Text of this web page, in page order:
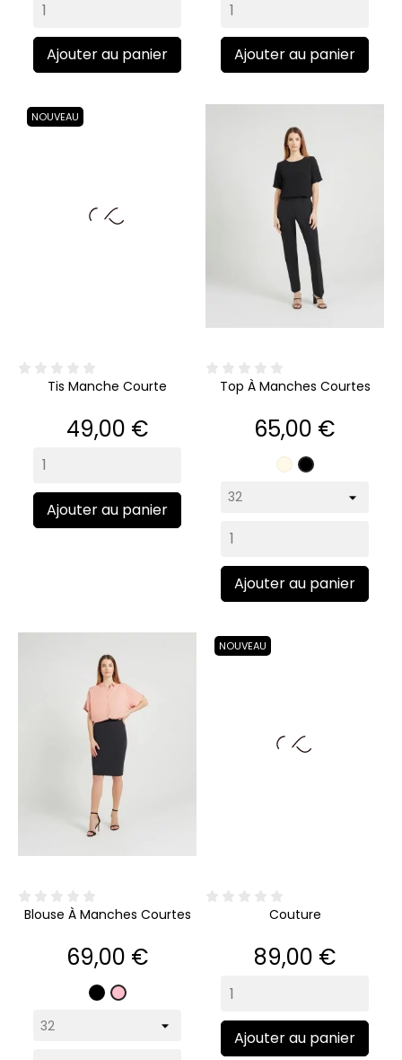
Ajouter au panier Ajouter au panier
Tis Manche Courte
Prix
49,00 €
Ajouter au panier
NOUVEAU
Top À Manches Courtes
Prix
65,00 €
ÉcruNoir
Ajouter au panier
Blouse À Manches Courtes
Prix
69,00 €
NoirRose
Couture
Prix
89,00 €
Ajouter au panier
NOUVEAU